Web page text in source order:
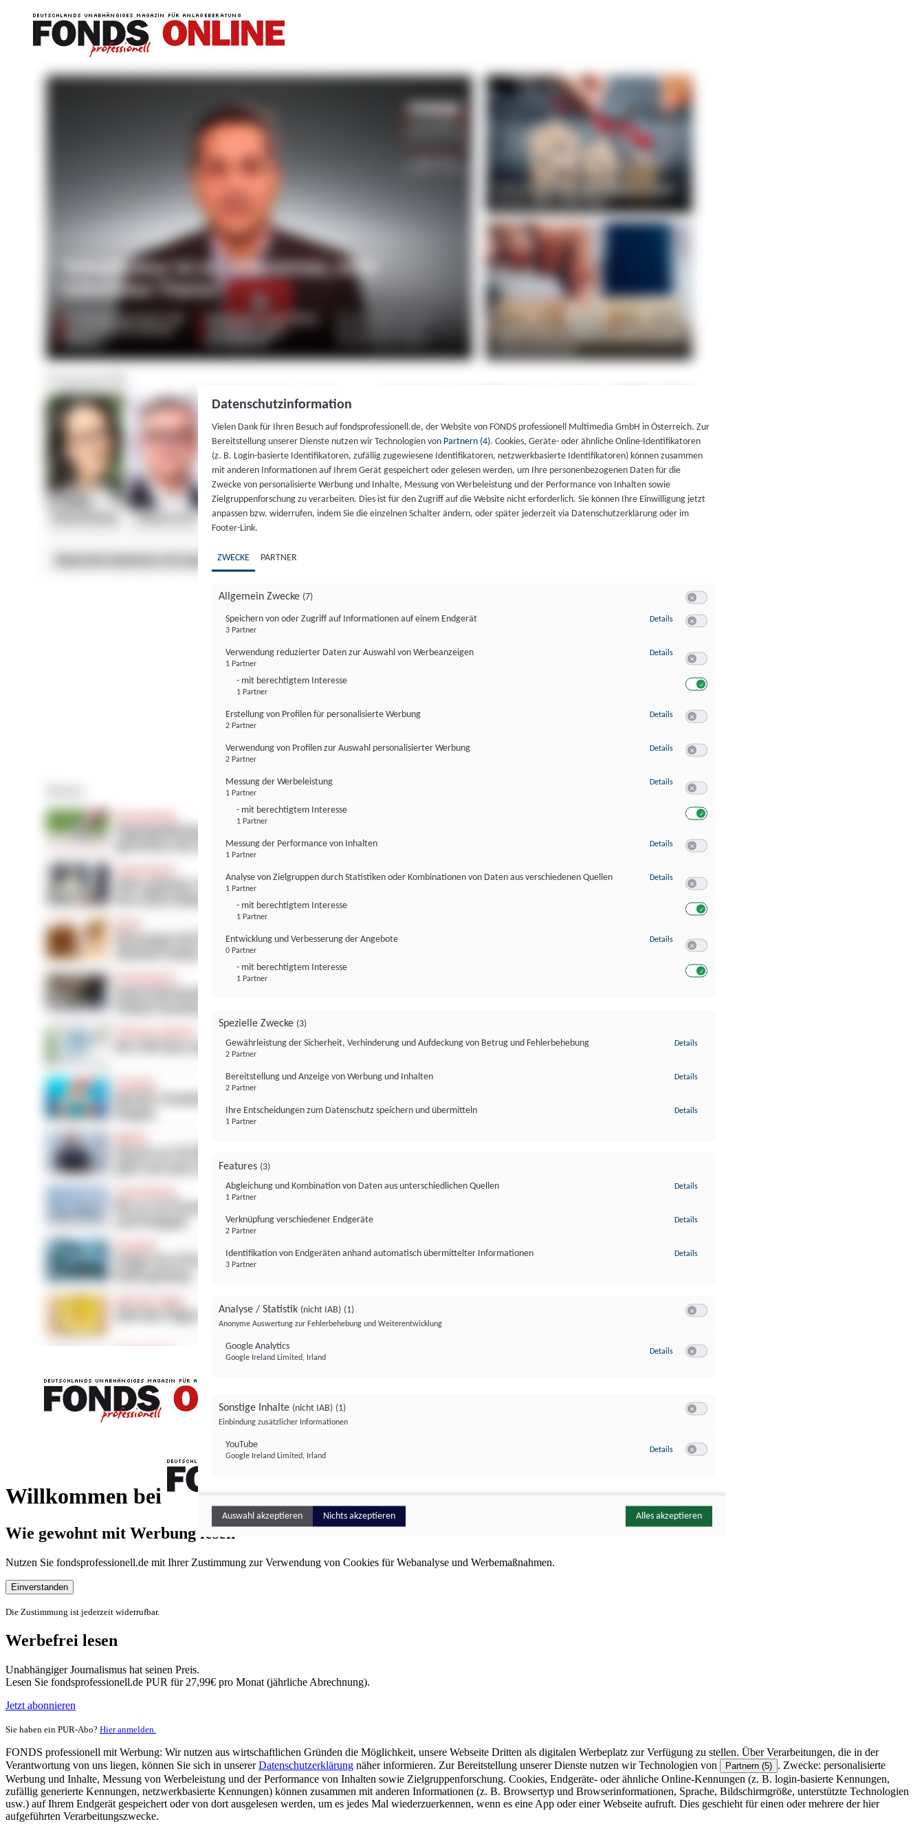
Willkommen bei
FONDS professionell
Wie gewohnt mit Werbung lesen
Nutzen Sie fondsprofessionell.de mit Ihrer Zustimmung zur Verwendung von Cookies für Webanalyse und Werbemaßnahmen.
Einverstanden
Die Zustimmung ist jederzeit widerrufbar.
Werbefrei lesen
Unabhängiger Journalismus hat seinen Preis.
Lesen Sie fondsprofessionell.de PUR für 27,99€ pro Monat (jährliche Abrechnung).
Jetzt abonnieren
Sie haben ein PUR-Abo? Hier anmelden.
FONDS professionell mit Werbung: Wir nutzen aus wirtschaftlichen Gründen die Möglichkeit, unsere Webseite Dritten als digitalen Werbeplatz zur Verfügung zu stellen. Über Verarbeitungen, die in der
Verantwortung von uns liegen, können Sie sich in unsererDatenschutzerklärung näher informieren. Zur Bereitstellung unserer Dienste nutzen wir Technologien von Partnern (5) . Zwecke: personalisierte
Werbung und Inhalte, Messung von Werbeleistung und der Performance von Inhalten sowie Zielgruppenforschung. Cookies, Endgeräte- oder ähnliche Online-Kennungen (z. B. login-basierte Kennungen,
zufällig generierte Kennungen, netzwerkbasierte Kennungen) können zusammen mit anderen Informationen (z. B. Browsertyp und Browserinformationen, Sprache, Bildschirmgröße, unterstützte Technologien
usw.) auf Ihrem Endgerät gespeichert oder von dort ausgelesen werden, um es jedes Mal wiederzuerkennen, wenn es eine App oder einer Webseite aufruft. Dies geschieht für einen oder mehrere der hier
aufgeführten Verarbeitungszwecke.
Datenschutzinformation
Vielen Dank für Ihren Besuch auf fondsprofessionell.de, der Website von FONDS professionell Multimedia GmbH in Österreich. Zur
Bereitstellung unserer Dienste nutzen wir Technologien von Partnern (4). Cookies, Geräte- oder ähnliche Online-Identifikatoren
(z. B. Login-basierte Identifikatoren, zufällig zugewiesene Identifikatoren, netzwerkbasierte Identifikatoren) können zusammen
mit anderen Informationen auf Ihrem Gerät gespeichert oder gelesen werden, um Ihre personenbezogenen Daten für die
Zwecke von personalisierte Werbung und Inhalte, Messung von Werbeleistung und der Performance von Inhalten sowie
Zielgruppenforschung zu verarbeiten. Dies ist für den Zugriff auf die Website nicht erforderlich. Sie können Ihre Einwilligung jetzt
anpassen bzw. widerrufen, indem Sie die einzelnen Schalter ändern, oder später jederzeit via Datenschutzerklärung oder im
Footer-Link.
ZWECKE PARTNER
Allgemein Zwecke (7)
Speichern von oder Zugriff auf Informationen auf einem Endgerät
3 Partner
Details zu Speichern von oder Zugriff auf Informationen auf einem Endgerät
Verwendung reduzierter Daten zur Auswahl von Werbeanzeigen
1 Partner
- mit berechtigtem Interesse
1 Partner
Details zu Verwendung reduzierter Daten zur Auswahl von Werbeanzeigen
Erstellung von Profilen für personalisierte Werbung
2 Partner
Details zu Erstellung von Profilen für personalisierte Werbung
Verwendung von Profilen zur Auswahl personalisierter Werbung
2 Partner
Details zu Verwendung von Profilen zur Auswahl personalisierter Werbung
Messung der Werbeleistung
1 Partner
- mit berechtigtem Interesse
1 Partner
Details zu Messung der Werbeleistung
Messung der Performance von Inhalten
1 Partner
Details zu Messung der Performance von Inhalten
Analyse von Zielgruppen durch Statistiken oder Kombinationen von Daten aus verschiedenen Quellen
1 Partner
- mit berechtigtem Interesse
1 Partner
Details zu Analyse von Zielgruppen durch Statistiken oder Kombinationen von
Entwicklung und Verbesserung der Angebote
0 Partner
- mit berechtigtem Interesse
1 Partner
Details zu Entwicklung und Verbesserung der Angebote
Spezielle Zwecke (3)
Gewährleistung der Sicherheit, Verhinderung und Aufdeckung von Betrug und Fehlerbehebung
2 Partner
Details
Bereitstellung und Anzeige von Werbung und Inhalten
2 Partner
Details
Ihre Entscheidungen zum Datenschutz speichern und übermitteln
1 Partner
Details
Features (3)
Abgleichung und Kombination von Daten aus unterschiedlichen Quellen
1 Partner
Details
Verknüpfung verschiedener Endgeräte
2 Partner
Details
Identifikation von Endgeräten anhand automatisch übermittelter Informationen
3 Partner
Details
Analyse / Statistik (nicht IAB) (1)
Anonyme Auswertung zur Fehlerbehebung und Weiterentwicklung
Google Analytics
Google Ireland Limited, Irland
Details zu Google Analytics
Sonstige Inhalte (nicht IAB) (1)
Einbindung zusätzlicher Informationen
YouTube
Google Ireland Limited, Irland
Details zu YouTube
Auswahl akzeptieren Nichts akzeptieren Alles akzeptieren